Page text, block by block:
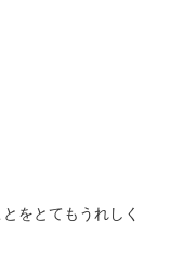
をとてもうれしく